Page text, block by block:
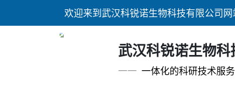
欢迎来到武汉科锐诺生物科技有限公司网
武汉科锐诺生物
一一 一体化的科研技术服